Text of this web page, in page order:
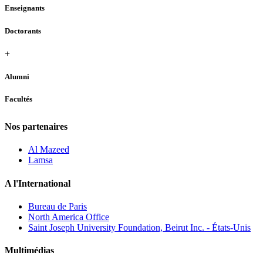
Enseignants
Doctorants
+
Alumni
Facultés
Nos partenaires
Al Mazeed
Lamsa
A l'International
Bureau de Paris
North America Office
Saint Joseph University Foundation, Beirut Inc. - États-Unis
Multimédias